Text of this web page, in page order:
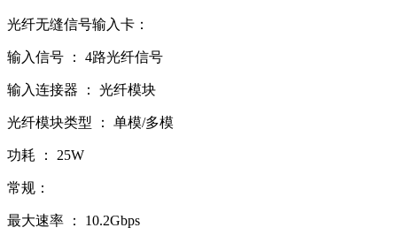
光纤无缝信号输入卡：
输入信号 ： 4路光纤信号
输入连接器 ： 光纤模块
光纤模块类型 ： 单模/多模
功耗 ： 25W
常规：
最大速率 ： 10.2Gbps